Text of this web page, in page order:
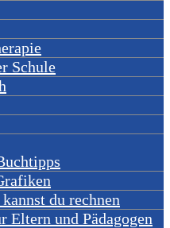
Schule
du rechnen
Eltern und Pädagogen